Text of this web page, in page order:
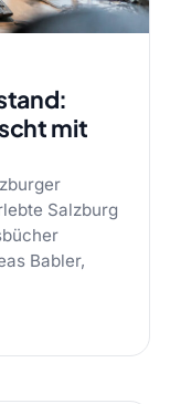
mit
Salzburg
Babler,